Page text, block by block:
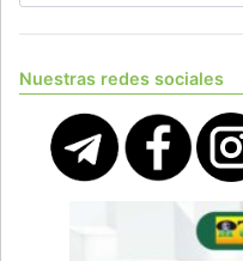
Nuestras redes sociales